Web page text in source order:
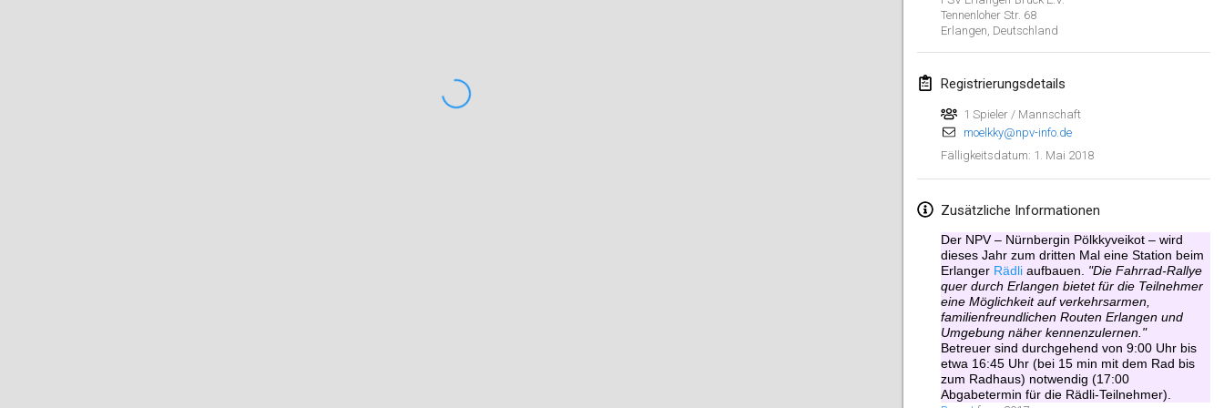
Tennenloher Str. 68
Erlangen Deutschland
Registrierungsdetails
1 Spieler / Mannschaft
moelkky@npv-info.de
Fälligkeitsdatum: 1. Mai 2018
Zusätzliche Informationen
Der NPV – Nürnbergin Pölkkyveikot – wird
dieses Jahr zum dritten Mal eine Station beim
Erlanger Rädliaufbauen. "Die Fahrrad-Rallye
quer durch Erlangen bietet für die Teilnehmer
eine Möglichkeit auf verkehrsarmen,
familienfreundlichen Routen Erlangen und
Umgebung näher kennenzulernen."
Betreuer sind durchgehend von 9:00 Uhr bis
etwa 16:45 Uhr (bei 15 min mit dem Rad bis
zum Radhaus) notwendig (17:00
Abgabetermin für die Rädli-Teilnehmer).
Lumi Mölkky
Tournoi de la St Valentin
10. Feb. 2018|Frankreich
Faschings-Mölkky
11. Feb. 2018|Deutschland
24. Feb. 2018|Tschechische
Republik
24. Feb. 2018| Finnland
Tournoi de l'ASSER
24. Feb. 2018| Frankreich